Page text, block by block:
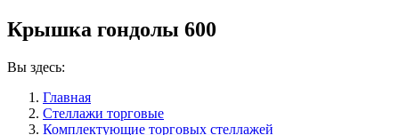
Крышка гондолы 600
Вы здесь:
Главная
Стеллажи торговые
Комплектующие торговых стеллажей